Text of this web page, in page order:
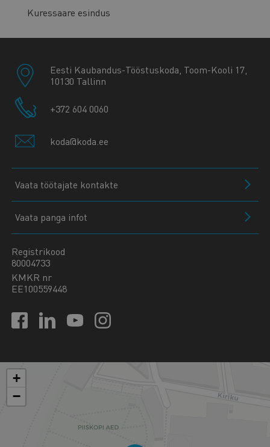
Kuressaare esindus
Eesti Kaubandus-Tööstuskoda, Toom-Kooli 17,
10130 Tallinn
+372 604 0060
koda@koda.ee
Vaata töötajate kontakte
Vaata panga infot
Registrikood
80004733
KMKR nr
EE100559448
+
−